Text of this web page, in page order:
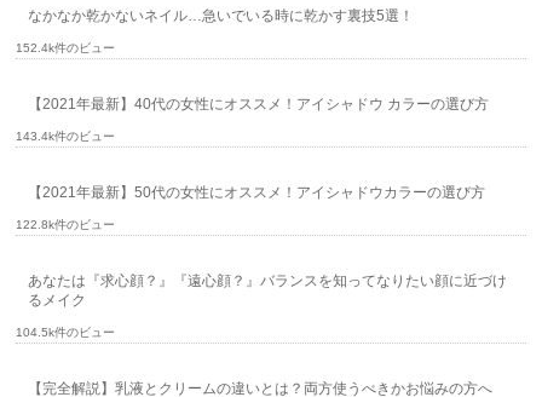
なかなか乾かないネイル…急いでいる時に乾かす裏技5選！
152.4k件のビュー
【2021年最新】40代の女性にオススメ！アイシャドウ カラーの選び方
143.4k件のビュー
【2021年最新】50代の女性にオススメ！アイシャドウカラーの選び方
122.8k件のビュー
あなたは『求心顔？』『遠心顔？』バランスを知ってなりたい顔に近づけ
るメイク
104.5k件のビュー
【完全解説】乳液とクリームの違いとは？両方使うべきかお悩みの方へ